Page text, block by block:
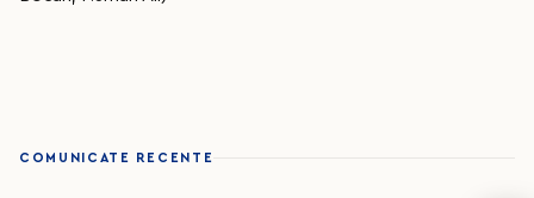
COMUNICATE RECENTE